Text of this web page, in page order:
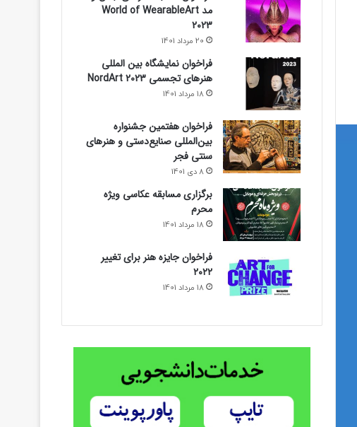
مد World of WearableArt
2023
20 مرداد 1401
فراخوان نمایشگاه بین المللی
هنرهای تجسمی NordArt 2023
18 مرداد 1401
فراخوان هفتمین جشنواره
بین‌المللی صنایع‌دستی و هنرهای
سنتی فجر
8 دی 1401
برگزاری مسابقه عکاسی ویژه
محرم
18 مرداد 1401
فراخوان جایزه هنر برای تغییر
۲۰۲۲
18 مرداد 1401